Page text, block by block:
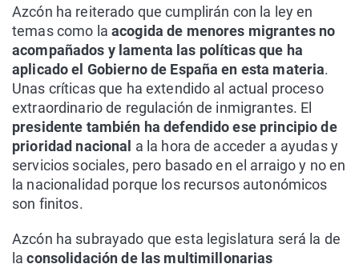
Azcón ha reiterado que cumplirán con la ley en
temas como la acogida de menores migrantes no
acompañados y lamenta las políticas que ha
aplicado el Gobierno de España en esta materia.
Unas críticas que ha extendido al actual proceso
extraordinario de regulación de inmigrantes. El
presidente también ha defendido ese principio de
prioridad nacional a la hora de acceder a ayudas y
servicios sociales, pero basado en el arraigo y no en
la nacionalidad porque los recursos autonómicos
son finitos.
Azcón ha subrayado que esta legislatura será la de
laconsolidación de las multimillonarias